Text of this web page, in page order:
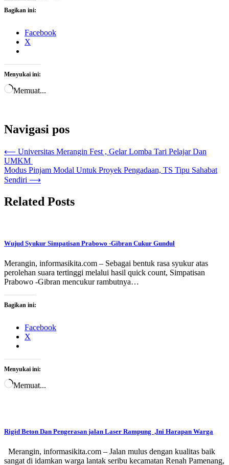
Bagikan ini:
Facebook
X
Menyukai ini:
Memuat...
Navigasi pos
⟵ Universitas Merangin Fest , Gelar Lomba Tari Pelajar Dan
UMKM
Modus Pinjam Modal Untuk Proyek Pengadaan, TS Tipu Sahabat
Sendiri ⟶
Related Posts
Wujud Syukur Simpatisan Prabowo -Gibran Cukur Gundul
Merangin, informasikita.com – Sebagai bentuk rasa syukur atas
perolehan suara tertinggi melalui hasil quick count, Simpatisan
Prabowo -Gibran mencukur rambutnya…
Bagikan ini:
Facebook
X
Menyukai ini:
Memuat...
Rigid Beton Dan Pengerasan jalan Laser Rampung ,Ini Harapan Warga
Merangin, informasikita.com – Jalan mulus dengan kualitas baik
sangat di idamkan warga lantak seribu kecamatan Renah Pamenang,